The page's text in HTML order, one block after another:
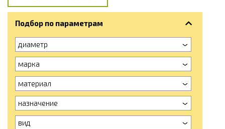
Подбор по параметрам
диаметр
марка
материал
назначение
вид